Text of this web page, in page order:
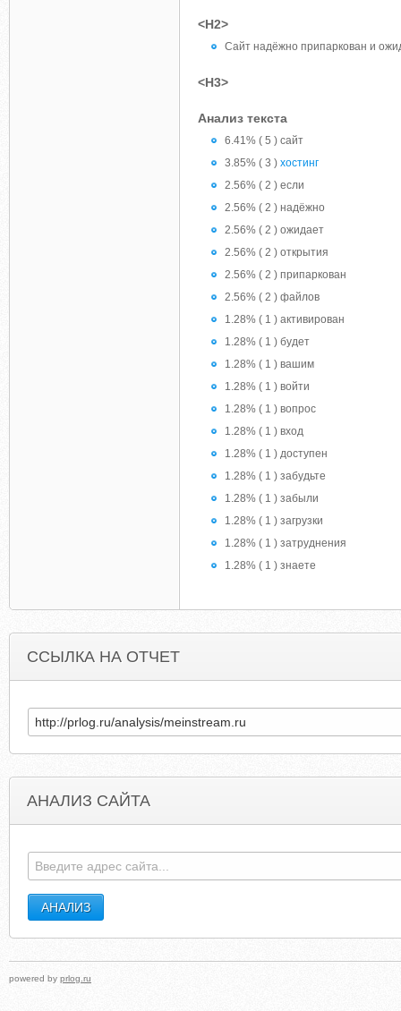
<H2>
Сайт надёжно припаркован и
<H3>
Анализ текста
6.41% ( 5 ) сайт
3.85% ( 3 ) хостинг
2.56% ( 2 ) если
2.56% ( 2 ) надёжно
2.56% ( 2 ) ожидает
2.56% ( 2 ) открытия
2.56% ( 2 ) припаркован
2.56% ( 2 ) файлов
1.28% ( 1 ) активирован
1.28% ( 1 ) будет
1.28% ( 1 ) вашим
1.28% ( 1 ) войти
1.28% ( 1 ) вопрос
1.28% ( 1 ) вход
1.28% ( 1 ) доступен
1.28% ( 1 ) забудьте
1.28% ( 1 ) забыли
1.28% ( 1 ) загрузки
1.28% ( 1 ) затруднения
1.28% ( 1 ) знаете
ССЫЛКА НА ОТЧЕТ
АНАЛИЗ САЙТА
powered by prlog.ru